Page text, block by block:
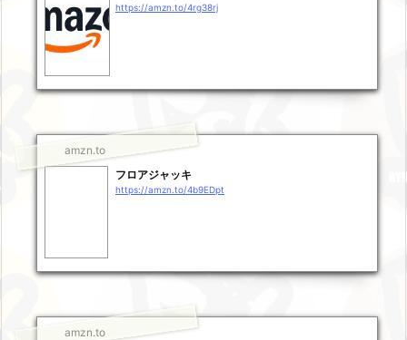
https://amzn.to/4rg38rj
amzn.to
フロアジャッキ
https://amzn.to/4b9EDpt
amzn.to